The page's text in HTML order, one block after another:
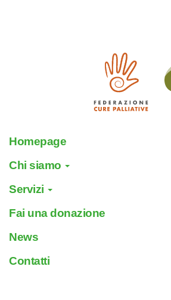
Homepage
Chi siamo
Servizi
Fai una donazione
News
Contatti